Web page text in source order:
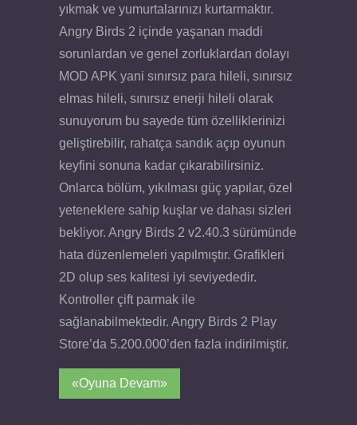
yıkmak ve yumurtalarınızı kurtarmaktır.
Angry Birds 2 içinde yaşanan maddi
sorunlardan ve genel zorluklardan dolayı
MOD APK yani sınırsız para hileli, sınırsız
elmas hileli, sınırsız enerji hileli olarak
sunuyorum bu sayede tüm özelliklerinizi
geliştirebilir, rahatça sandık açıp oyunun
keyfini sonuna kadar çıkarabilirsiniz.
Onlarca bölüm, yıkılması güç yapılar, özel
yeteneklere sahip kuşlar ve dahası sizleri
bekliyor. Angry Birds 2 v2.40.3 sürümünde
hata düzenlemeleri yapılmıştır. Grafikleri
2D olup ses kalitesi iyi seviyededir.
Kontroller çift parmak ile
sağlanabilmektedir. Angry Birds 2 Play
Store’da 5.200.000’den fazla indirilmiştir.
«Oyuna Devam»